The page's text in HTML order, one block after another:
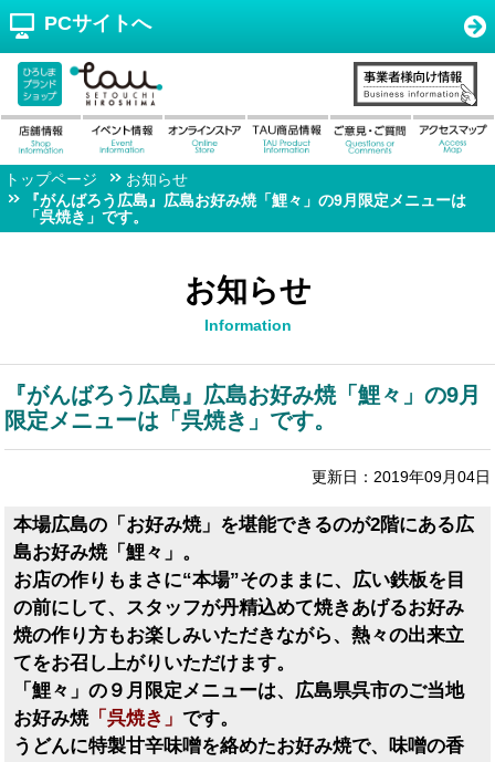
PCサイトへ
トップページ
お知らせ
『がんばろう広島』広島お好み焼「鯉々」の9月限定メニューは
「呉焼き」です。
お知らせ
Information
『がんばろう広島』広島お好み焼「鯉々」の9月
限定メニューは「呉焼き」です。
更新日：2019年09月04日
本場広島の「お好み焼」を堪能できるのが2階にある広
島お好み焼「鯉々」。
お店の作りもまさに“本場”そのままに、広い鉄板を目
の前にして、スタッフが丹精込めて焼きあげるお好み
焼の作り方もお楽しみいただきながら、熱々の出来立
てをお召し上がりいただけます。
「鯉々」の９月限定メニューは、広島県呉市のご当地
お好み焼「呉焼き」 です。
うどんに特製甘辛味噌を絡めたお好み焼で、味噌の香